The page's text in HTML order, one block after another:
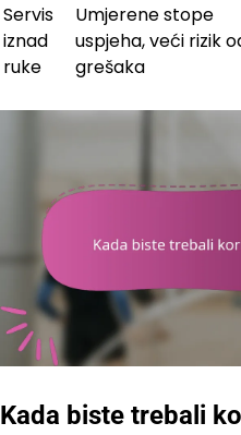
Servis
iznad
ruke
Umjerene stope
uspjeha, veći rizik
grešaka
Kada biste trebali